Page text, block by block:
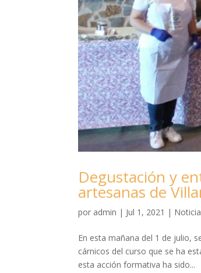
Degustación y
artesanas de
por admin | Jul 1, 2021 |
En esta mañana del 1 de julio,
cárnicos del curso que se ha
esta acción formativa ha sido...